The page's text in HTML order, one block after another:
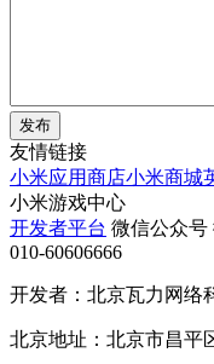
发布
友情链接
小米应用商店小米商城
小米游戏中心
开发者平台 微信公众号
010-60606666
开发者：北京瓦力网络
北京地址：北京市昌平